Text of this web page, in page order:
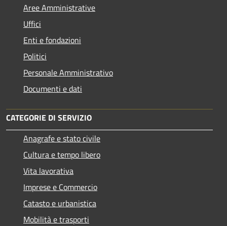
Aree Amministrative
Uffici
Enti e fondazioni
Politici
Personale Amministrativo
Documenti e dati
CATEGORIE DI SERVIZIO
Anagrafe e stato civile
Cultura e tempo libero
Vita lavorativa
Imprese e Commercio
Catasto e urbanistica
Mobilità e trasporti